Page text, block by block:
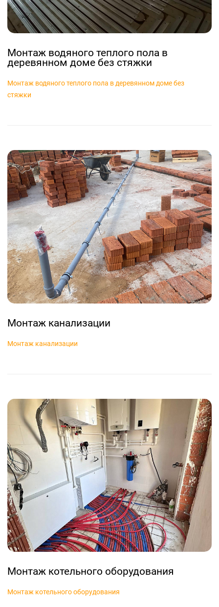
Монтаж водяного теплого пола в
деревянном доме без стяжки
Монтаж водяного теплого пола в деревянном доме без
стяжки
Монтаж канализации
Монтаж канализации
Монтаж котельного оборудования
Монтаж котельного оборудования